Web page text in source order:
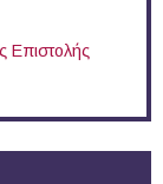
Επιστολής